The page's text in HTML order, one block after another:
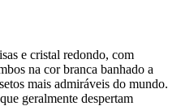
e cristal redondo, com
na cor branca banhado a
mais admiráveis do mundo.
geralmente despertam